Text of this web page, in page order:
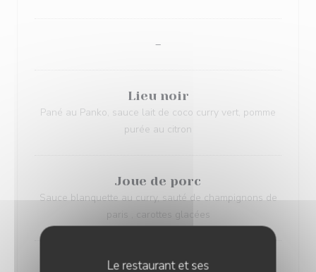
Le restaurant et ses
-
Lieu noir
Pané au Panko, sauce lait de coco curry vert, pomme
purée au citron
Joue de porc
Sauce blanquette au curry, sauté de champignons de
paris , carottes glacées
Schrimp Roll